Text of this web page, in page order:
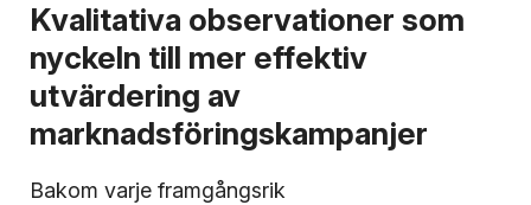
Kvalitativa observationer som
nyckeln till mer effektiv
utvärdering av
marknadsföringskampanjer
Bakom varje framgångsrik